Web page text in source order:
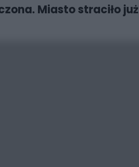
Miasto straciło